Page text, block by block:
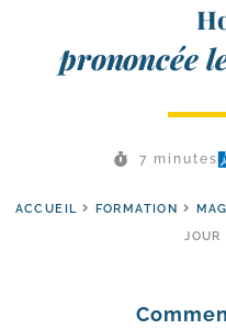
prononcée
7 minutes
ACCUEIL FORMATION
JOUR